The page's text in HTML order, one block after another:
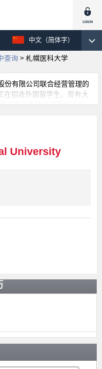
中文（简体字）
查询 > 札幌医科大学
份有限公司联合经营管理的
在招收外国留学生。现有大
校的招生信息正登载于此
式等外国留学生必要的信
University